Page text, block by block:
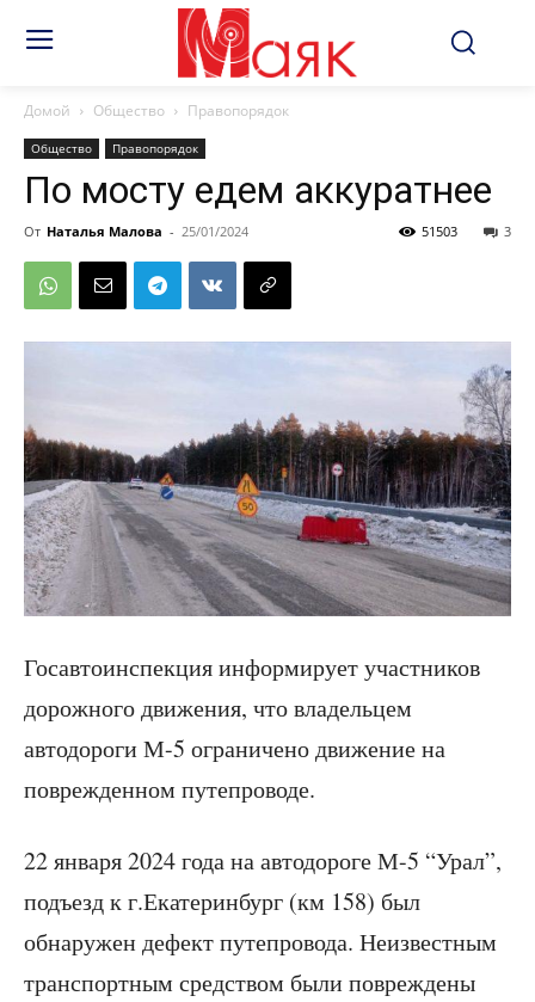
Домой Общество Правопорядок
Общество Правопорядок
По мосту едем аккуратнее
От Наталья Малова - 25/01/2024 3
51503
Госавтоинспекция информирует участников
дорожного движения, что владельцем
автодороги М-5 ограничено движение на
поврежденном путепроводе.
22 января 2024 года на автодороге М-5 “Урал”,
подъезд к г.Екатеринбург (км 158) был
обнаружен дефект путепровода. Неизвестным
транспортным средством были повреждены